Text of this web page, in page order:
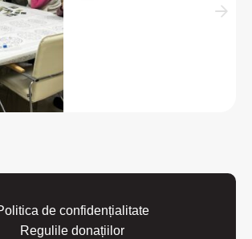
de confidențialitate
Regulile donațiilor